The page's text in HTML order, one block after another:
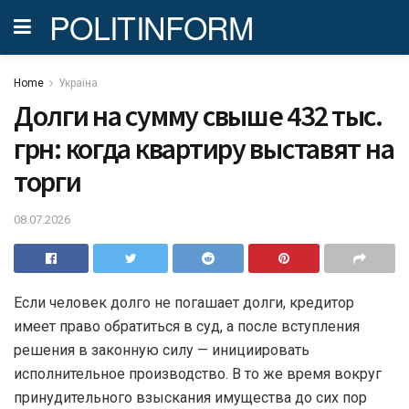
POLITINFORM
Home Україна
Долги на сумму свыше 432 тыс.
грн: когда квартиру выставят на
торги
08.07.2026
Если человек долго не погашает долги, кредитор
имеет право обратиться в суд, а после вступления
решения в законную силу — инициировать
исполнительное производство. В то же время вокруг
принудительного взыскания имущества до сих пор